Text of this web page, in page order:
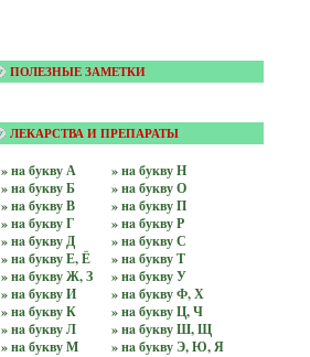
ПОЛЕЗНЫЕ ЗАМЕТКИ
ЛЕКАРСТВА И ПРЕПАРАТЫ
» нa букву А
» нa букву Б
» нa букву В
» нa букву Г
» нa букву Д
» нa букву Е, Ё
» нa букву Ж, З
» нa букву И
» нa букву К
» нa букву Л
» нa букву М
» нa букву Н
» нa букву О
» нa букву П
» нa букву Р
» нa букву С
» нa букву Т
» нa букву У
» нa букву Ф, Х
» нa букву Ц, Ч
» нa букву Ш, Щ
» нa букву Э, Ю, Я